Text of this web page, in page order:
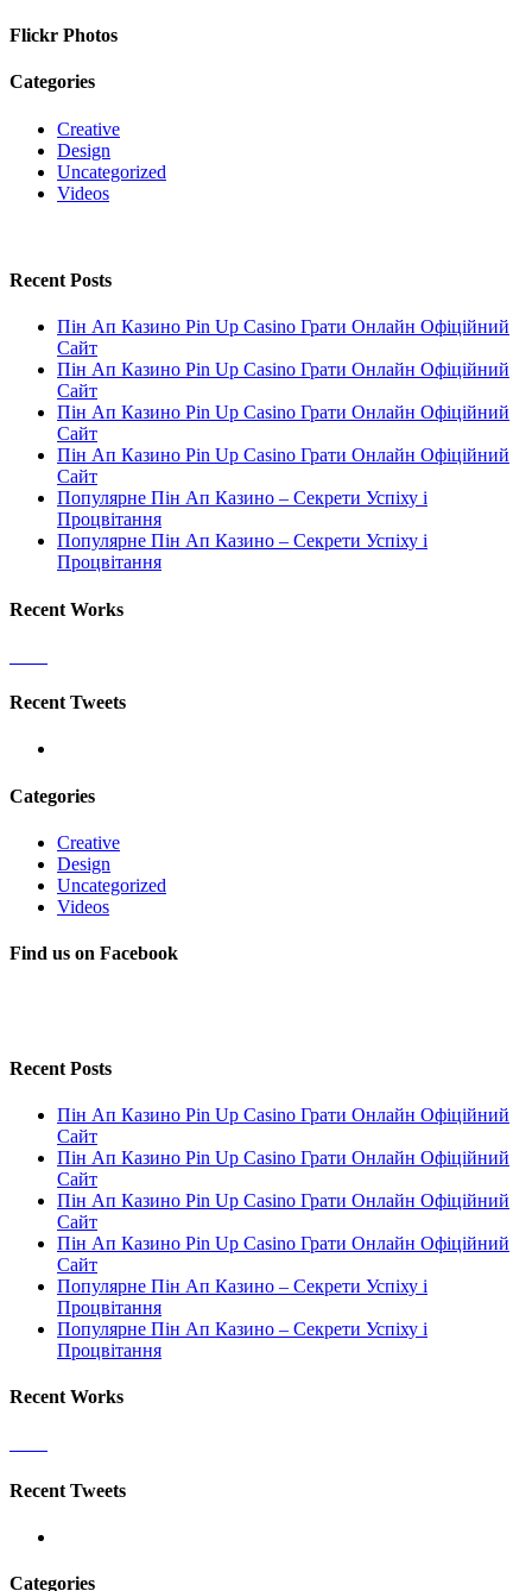
Flickr Photos
Categories
Creative
Design
Uncategorized
Videos
Recent Posts
Пін Ап Казино Pin Up Casino Грати Онлайн Офіційний
Сайт
Пін Ап Казино Pin Up Casino Грати Онлайн Офіційний
Сайт
Пін Ап Казино Pin Up Casino Грати Онлайн Офіційний
Сайт
Пін Ап Казино Pin Up Casino Грати Онлайн Офіційний
Сайт
Популярне Пін Ап Казино – Секрети Успіху і
Процвітання
Популярне Пін Ап Казино – Секрети Успіху і
Процвітання
Recent Works
Recent Tweets
Categories
Creative
Design
Uncategorized
Videos
Find us on Facebook
Recent Posts
Пін Ап Казино Pin Up Casino Грати Онлайн Офіційний
Сайт
Пін Ап Казино Pin Up Casino Грати Онлайн Офіційний
Сайт
Пін Ап Казино Pin Up Casino Грати Онлайн Офіційний
Сайт
Пін Ап Казино Pin Up Casino Грати Онлайн Офіційний
Сайт
Популярне Пін Ап Казино – Секрети Успіху і
Процвітання
Популярне Пін Ап Казино – Секрети Успіху і
Процвітання
Recent Works
Recent Tweets
Categories